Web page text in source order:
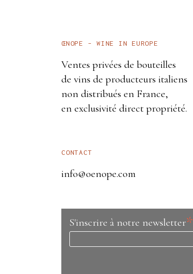
ŒNOPE – WINE IN EUROPE
Ventes privées de bouteilles
de vins de producteurs italiens
non distribués en France,
en exclusivité direct propriété.
CONTACT
info@oenope.com
S'inscrire à notre newsletter*